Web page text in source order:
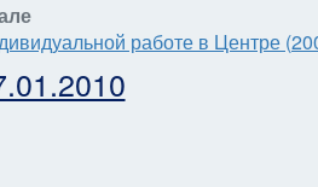
работе в Центре